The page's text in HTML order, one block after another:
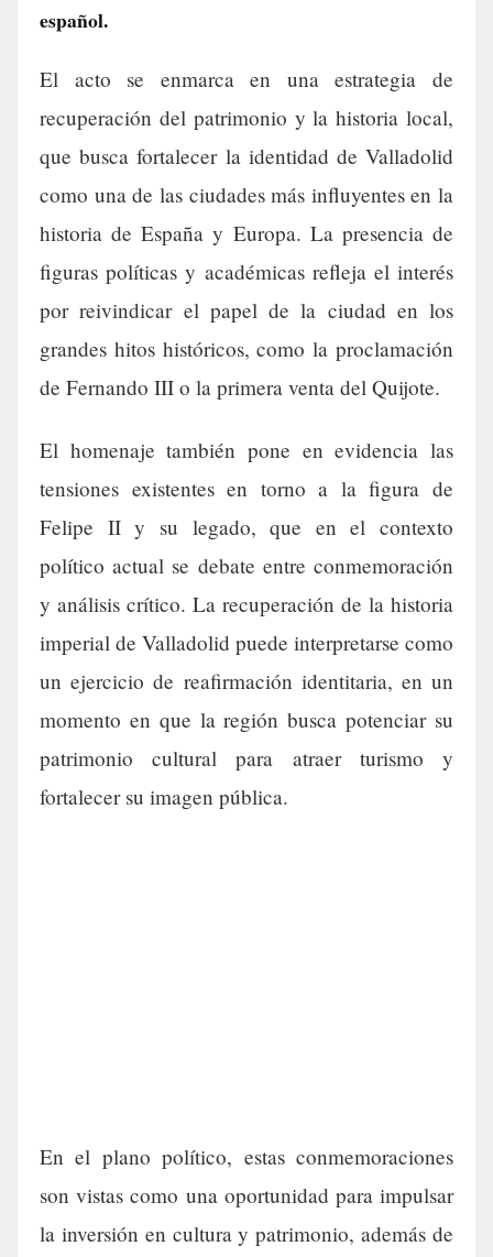
español.
El acto se enmarca en una estrategia de
recuperación del patrimonio y la historia local,
que busca fortalecer la identidad de Valladolid
como una de las ciudades más influyentes en la
historia de España y Europa. La presencia de
figuras políticas y académicas refleja el interés
por reivindicar el papel de la ciudad en los
grandes hitos históricos, como la proclamación
de Fernando III o la primera venta del Quijote.
El homenaje también pone en evidencia las
tensiones existentes en torno a la figura de
Felipe II y su legado, que en el contexto
político actual se debate entre conmemoración
y análisis crítico. La recuperación de la historia
imperial de Valladolid puede interpretarse como
un ejercicio de reafirmación identitaria, en un
momento en que la región busca potenciar su
patrimonio cultural para atraer turismo y
fortalecer su imagen pública.
En el plano político, estas conmemoraciones
son vistas como una oportunidad para impulsar
la inversión en cultura y patrimonio, además de